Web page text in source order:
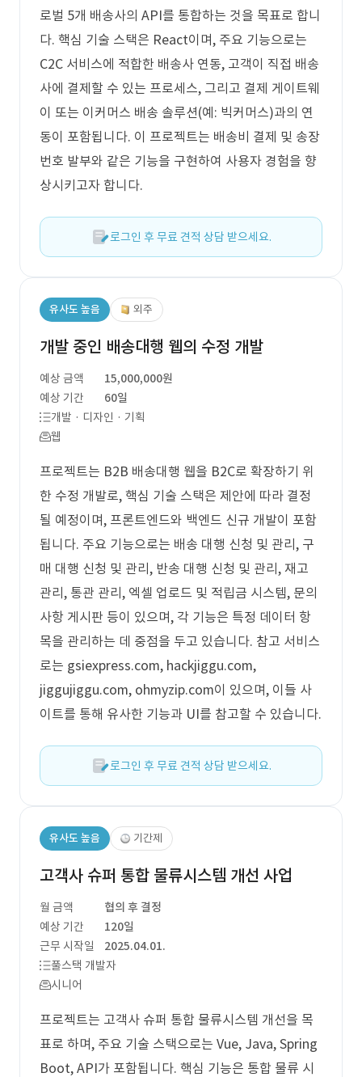
로벌 5개 배송사의 API를 통합하는 것을 목표로 합니
다. 핵심 기술 스택은 React이며, 주요 기능으로는
C2C 서비스에 적합한 배송사 연동, 고객이 직접 배송
사에 결제할 수 있는 프로세스, 그리고 결제 게이트웨
이 또는 이커머스 배송 솔루션(예: 빅커머스)과의 연
동이 포함됩니다. 이 프로젝트는 배송비 결제 및 송장
번호 발부와 같은 기능을 구현하여 사용자 경험을 향
상시키고자 합니다.
로그인 후 무료 견적 상담 받으세요.
유사도 높음 외주
개발 중인 배송대행 웹의 수정 개발
예상 금액
15,000,000원
예상 기간
60일
개발 · 디자인 · 기획
웹
프로젝트는 B2B 배송대행 웹을 B2C로 확장하기 위
한 수정 개발로, 핵심 기술 스택은 제안에 따라 결정
될 예정이며, 프론트엔드와 백엔드 신규 개발이 포함
됩니다. 주요 기능으로는 배송 대행 신청 및 관리, 구
매 대행 신청 및 관리, 반송 대행 신청 및 관리, 재고
관리, 통관 관리, 엑셀 업로드 및 적립금 시스템, 문의
사항 게시판 등이 있으며, 각 기능은 특정 데이터 항
목을 관리하는 데 중점을 두고 있습니다. 참고 서비스
로는 gsiexpress.com, hackjiggu.com,
jiggujiggu.com, ohmyzip.com이 있으며, 이들 사
이트를 통해 유사한 기능과 UI를 참고할 수 있습니다.
로그인 후 무료 견적 상담 받으세요.
유사도 높음 기간제
고객사 슈퍼 통합 물류시스템 개선 사업
월 금액
협의 후 결정
예상 기간
120일
근무 시작일
2025.04.01.
풀스택 개발자
시니어
프로젝트는 고객사 슈퍼 통합 물류시스템 개선을 목
표로 하며, 주요 기술 스택으로는 Vue, Java, Spring
Boot, API가 포함됩니다. 핵심 기능은 통합 물류 시